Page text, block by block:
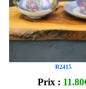
R2415
Prix :